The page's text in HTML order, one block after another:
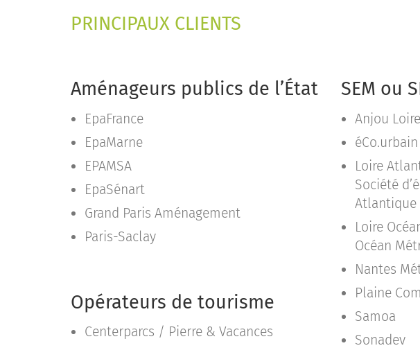
PRINCIPAUX CLIENTS
Aménageurs publics de l’État
EpaFrance
EpaMarne
EPAMSA
EpaSénart
Grand Paris Aménagement
Paris-Saclay
Opérateurs de tourisme
Centerparcs / Pierre & Vacances
SEM ou
Anjou
éCo.urbain
Loire
Société
Atlantique
Loire
Océan
Nantes
Plaine
Samoa
Sonadev